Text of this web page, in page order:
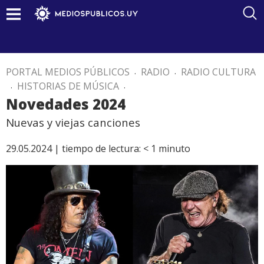
PORTAL MEDIOS PÚBLICOS . RADIO . RADIO CULTURA
. HISTORIAS DE MÚSICA .
Novedades 2024
Nuevas y viejas canciones
29.05.2024 | tiempo de lectura: < 1 minuto